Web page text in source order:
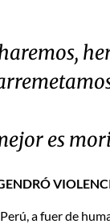
haremos,
es
a fuer de